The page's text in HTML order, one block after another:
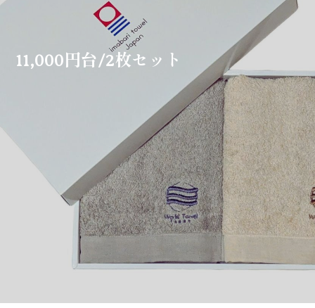
11,000円台/2枚セット